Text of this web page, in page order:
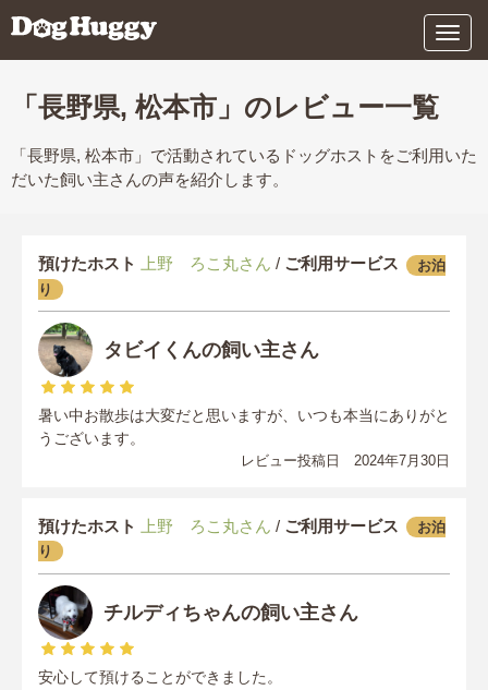
メ
ニ
「長野県, 松本市」のレビュー一覧
「長野県, 松本市」で活動されているドッグホストをご利用いた
だいた飼い主さんの声を紹介します。
預けたホスト 上野 ろこ丸さん / ご利用サービス
お泊
り
タビイくんの飼い主さん
暑い中お散歩は大変だと思いますが、いつも本当にありがと
うございます。
レビュー投稿日 2024年7月30日
預けたホスト 上野 ろこ丸さん / ご利用サービス
お泊
り
チルディちゃんの飼い主さん
安心して預けることができました。